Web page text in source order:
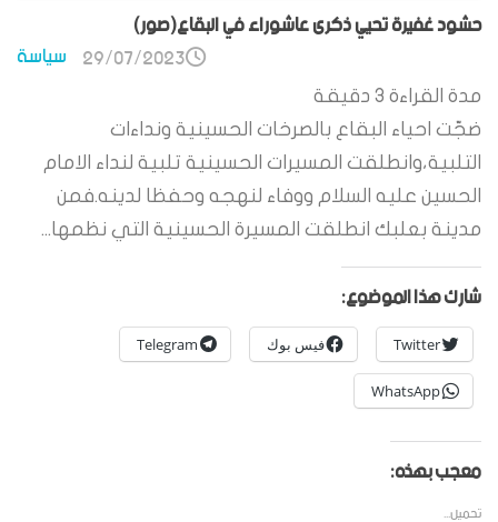
حشود غفيرة تحيي ذكرى عاشوراء في البقاع(صور)
سياسة 29/07/2023
مدة القراءة 3 دقيقة
ضجّت احياء البقاع بالصرخات الحسينية ونداءات
التلبية،وانطلقت المسيرات الحسينية تلبية لنداء الامام
الحسين عليه السلام ووفاء لنهجه وحفظا لدينه.فمن
مدينة بعلبك انطلقت المسيرة الحسينية التي نظمها...
شارك هذا الموضوع:
Twitter فيس بوك Telegram
WhatsApp
معجب بهذه:
تحميل...